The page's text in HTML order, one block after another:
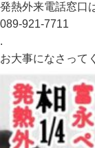
発熱外来電話窓口
089-921-7711
.
お大事になさって